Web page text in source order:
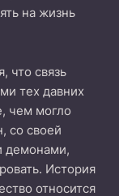
на жизнь
что связь
тех давних
чем могло
со своей
демонами,
История
относится